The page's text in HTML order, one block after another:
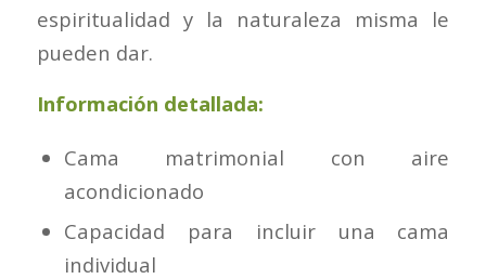
espiritualidad y la naturaleza misma le
pueden dar.
Información detallada:
Cama matrimonial con aire
acondicionado
Capacidad para incluir una cama
individual